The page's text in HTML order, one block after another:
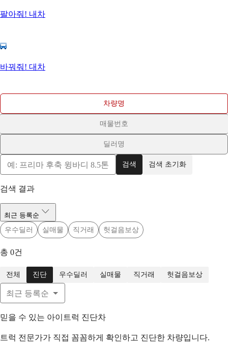
팔아줘! 내차
바꿔줘! 대차
차량명
매물번호
딜러명
검색 검색 초기화
검색 결과
최근 등록순
우수딜러
실매물 직거래 헛걸음보상
총 0건
전체 진단 우수딜러 실매물 직거래 헛걸음보상
최근 등록순
믿을 수 있는 아이트럭 진단차
트럭 전문가가 직접 꼼꼼하게 확인하고 진단한 차량입니다.